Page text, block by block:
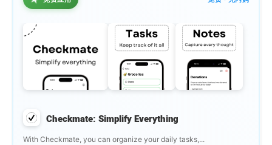
Checkmate: Simplify Everything
With Checkmate, you can organize your daily tasks,...